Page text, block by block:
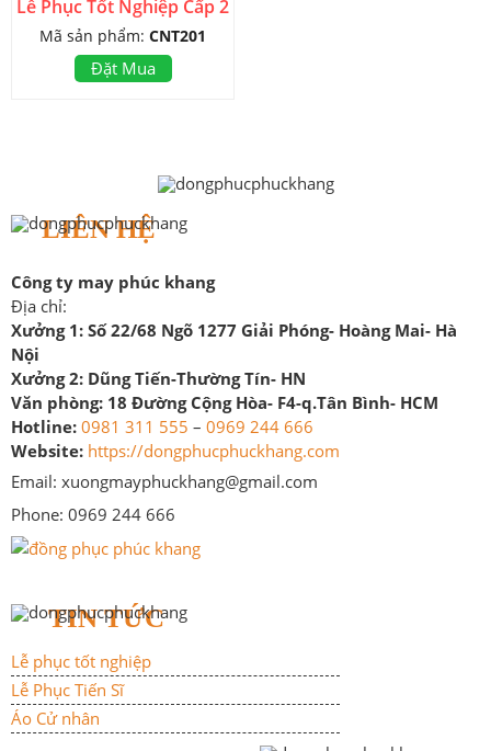
Lễ Phục Tốt Nghiệp Cấp 2
Mã sản phẩm: CNT201
Đặt Mua
LIÊN HỆ
Công ty may phúc khang
Địa chỉ:
Xưởng 1: Số 22/68 Ngõ 1277 Giải Phóng- Hoàng Mai- Hà
Nội
Xưởng 2: Dũng Tiến-Thường Tín- HN
Văn phòng: 18 Đường Cộng Hòa- F4-q.Tân Bình- HCM
Hotline: 0981 311 555 – 0969 244 666
Website: https://dongphucphuckhang.com
Email: xuongmayphuckhang@gmail.com
Phone: 0969 244 666
TIN TỨC
Lễ phục tốt nghiệp
Lễ Phục Tiến Sĩ
Áo Cử nhân